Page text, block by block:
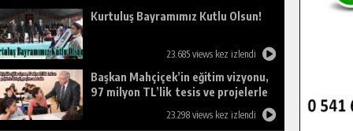
Kurtuluş Bayramımız Kutlu Olsun!
23.685 views kez izlendi
Başkan Mahçiçek’in eğitim vizyonu,
97 milyon TL’lik tesis ve projelerle
23.298 views kez izlendi